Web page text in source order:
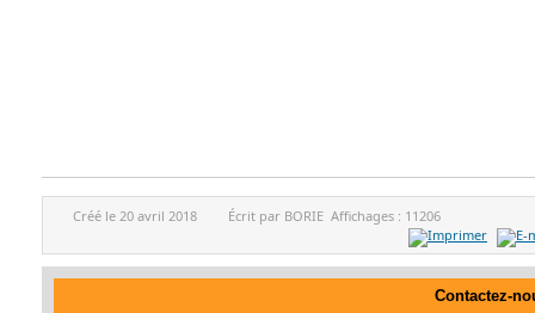
Créé le 20 avril 2018 Écrit par BORIE Affichages : 11206
Contactez-